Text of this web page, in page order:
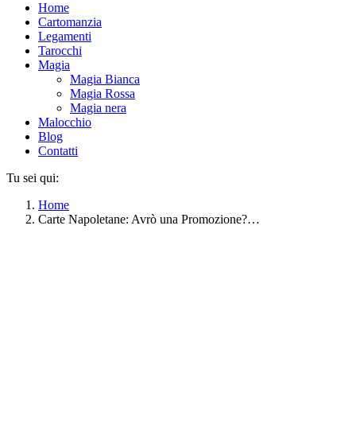
Home
Cartomanzia
Legamenti
Tarocchi
Magia
Magia Bianca
Magia Rossa
Magia nera
Malocchio
Blog
Contatti
Tu sei qui:
Home
Carte Napoletane: Avrò una Promozione?…